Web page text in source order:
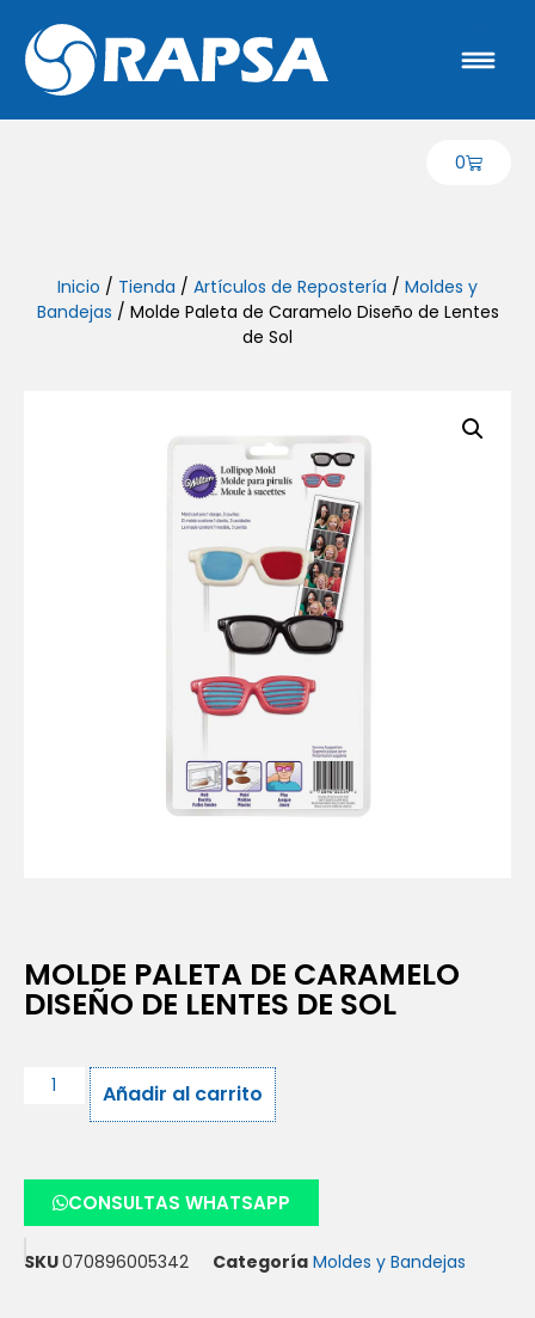
0
Inicio / Tienda / Artículos de Repostería / Moldes y
Bandejas / Molde Paleta de Caramelo Diseño de Lentes
de Sol
MOLDE PALETA DE CARAMELO
DISEÑO DE LENTES DE SOL
Añadir al carrito
CONSULTAS WHATSAPP
SKU070896005342 Categoría Moldes y Bandejas